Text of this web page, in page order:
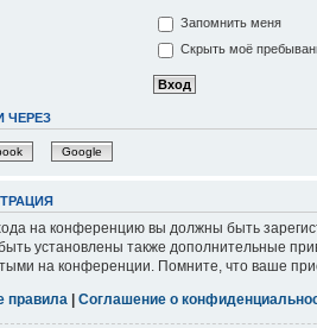
Запомнить меня
Скрыть моё
ЧЕРЕЗ
Google
на конференцию вы должны быть
установлены также дополнительные
на конференции. Помните, что ваше
правила
Соглашение о